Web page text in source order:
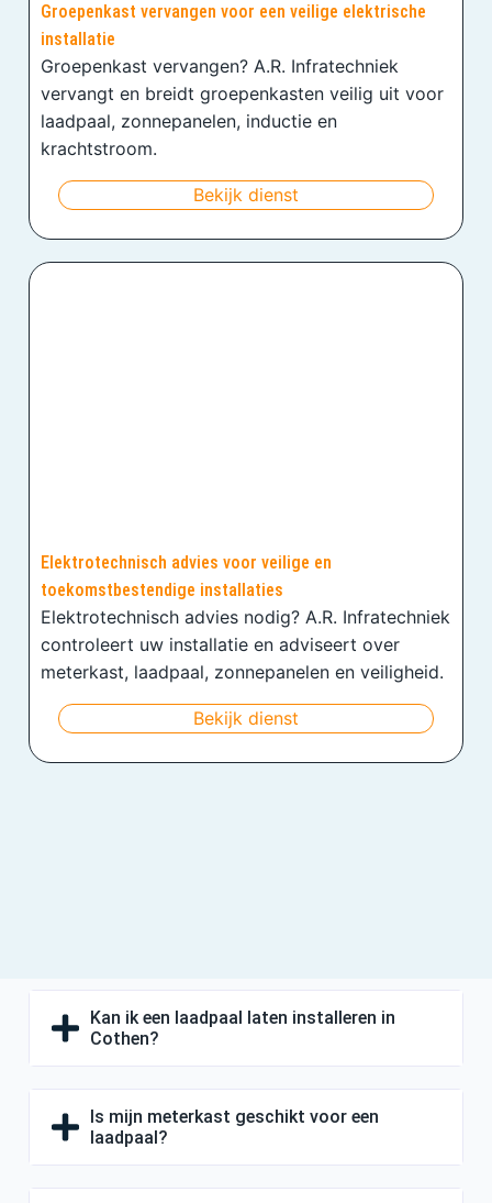
Groepenkast vervangen voor een veilige elektrische
installatie
Groepenkast vervangen? A.R. Infratechniek
vervangt en breidt groepenkasten veilig uit voor
laadpaal, zonnepanelen, inductie en
krachtstroom.
Bekijk dienst
Elektrotechnisch advies voor veilige en
toekomstbestendige installaties
Elektrotechnisch advies nodig? A.R. Infratechniek
controleert uw installatie en adviseert over
meterkast, laadpaal, zonnepanelen en veiligheid.
Bekijk dienst
Kan ik een laadpaal laten installeren in
Cothen?
Is mijn meterkast geschikt voor een
laadpaal?